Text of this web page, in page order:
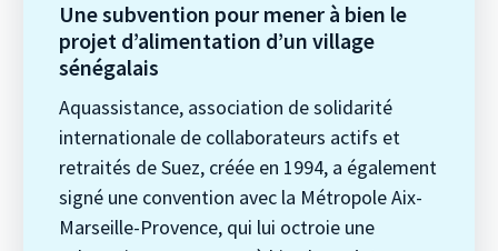
Une subvention pour mener à bien le
projet d’alimentation d’un village
sénégalais
Aquassistance, association de solidarité
internationale de collaborateurs actifs et
retraités de Suez, créée en 1994, a également
signé une convention avec la Métropole Aix-
Marseille-Provence, qui lui octroie une